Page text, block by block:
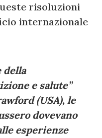
risoluzioni
internazionale
della
e salute”
(USA), le
dovevano
esperienze